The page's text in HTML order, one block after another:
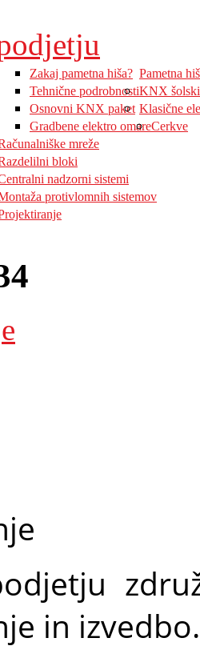
Pametna
Zakaj pametna hiša?
Tehnične podrobnosti
Osnovni KNX paket
KNX šolski
Klasične
Gradbene elektro omareCerkve
mreže
bloki
nadzorni sistemi
protivlomnih sistemov
in izvedbo.